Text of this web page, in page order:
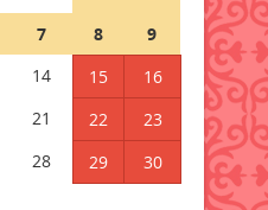
орай 350-
барлық
7 8
9
14 15
16
21 22
23
28 29
30